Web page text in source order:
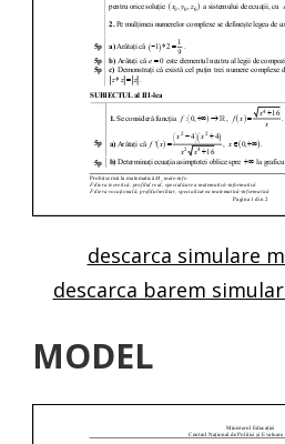
descarca simulare
descarca barem
MODEL